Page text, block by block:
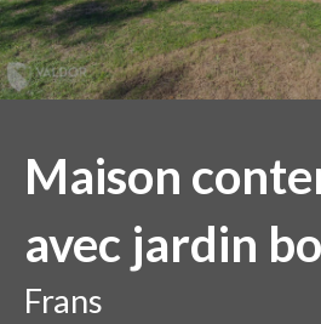
Maison
avec jardin
Frans